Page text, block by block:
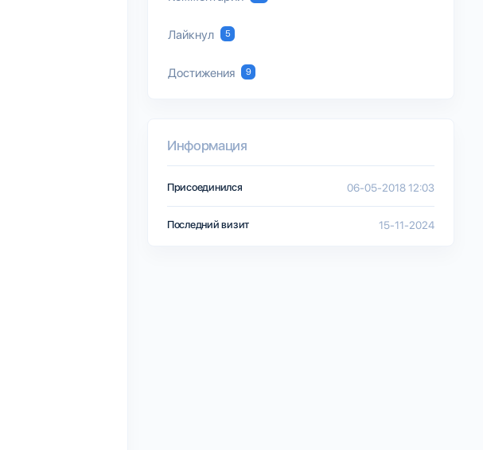
Лайкнул 5
Достижения 9
Информация
Присоединился 06-05-2018 12:03
Последний визит 15-11-2024